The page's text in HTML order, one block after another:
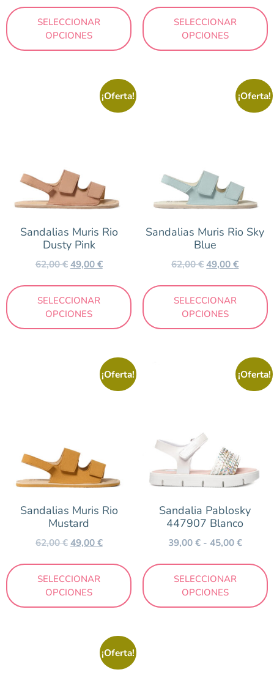
SELECCIONAR
OPCIONES
SELECCIONAR
OPCIONES
¡Oferta!
Sandalias Muris Rio
Dusty Pink
62,00€ 49,00€
SELECCIONAR
OPCIONES
¡Oferta!
Sandalias Muris Rio Sky
Blue
62,00€ 49,00€
SELECCIONAR
OPCIONES
¡Oferta!
Sandalias Muris Rio
Mustard
62,00€ 49,00€
SELECCIONAR
OPCIONES
¡Oferta!
Sandalia Pablosky
447907 Blanco
39,00€ - 45,00€
SELECCIONAR
OPCIONES
¡Oferta!